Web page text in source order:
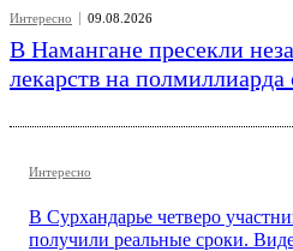
Интересно 09.08.2026
В Намангане пресекли
лекарств на полмиллиарда
Интересно
В Сурхандарье четверо
получили реальные сроки.